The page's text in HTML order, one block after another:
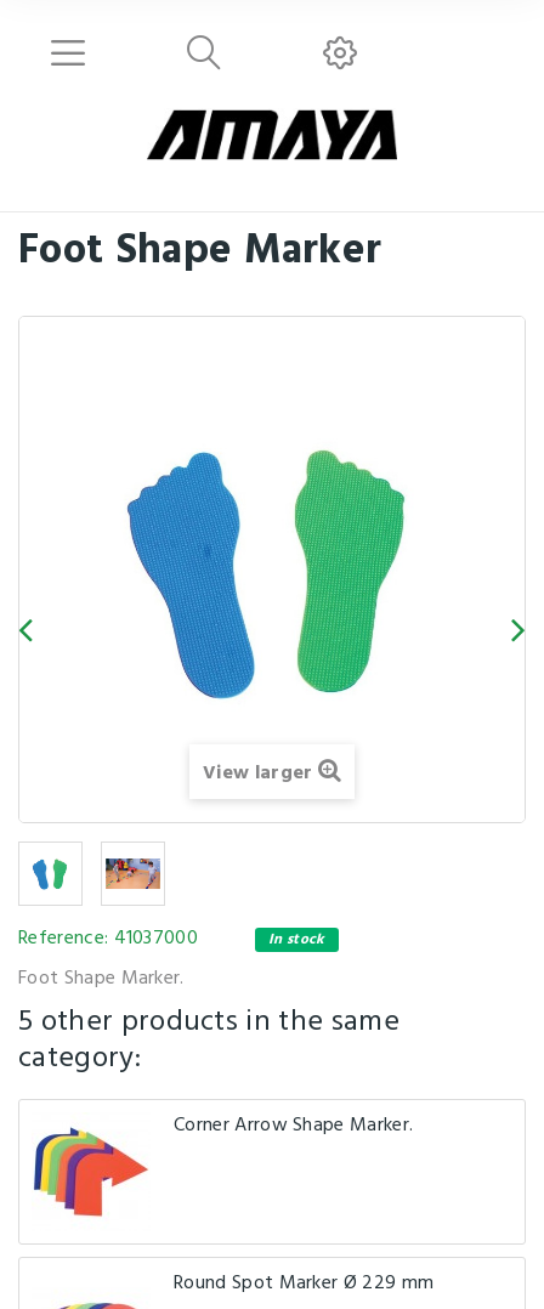
Foot Shape Marker
View larger
Reference: 41037000 In stock
Foot Shape Marker.
5 other products in the same
category:
Corner Arrow Shape Marker.
Round Spot Marker Ø 229 mm